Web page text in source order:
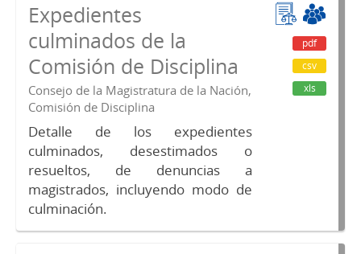
Expedientes
culminados de la
Comisión de Disciplina
Consejo de la Magistratura de la Nación,
Comisión de Disciplina
Detalle de los expedientes
culminados, desestimados o
resueltos, de denuncias a
magistrados, incluyendo modo de
culminación.
pdf
csv
xls